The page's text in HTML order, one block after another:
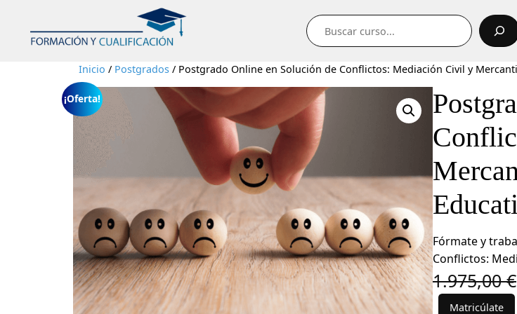
Buscar
Inicio / Postgrados / Postgrado Online en Solución de Conflictos: Mediación Civil y
¡Oferta!
Fórmate y
Conflictos:
1.975,00€
Matricúlate